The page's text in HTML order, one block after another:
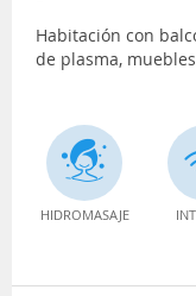
Habitación con
de plasma,
HIDROMASAJE